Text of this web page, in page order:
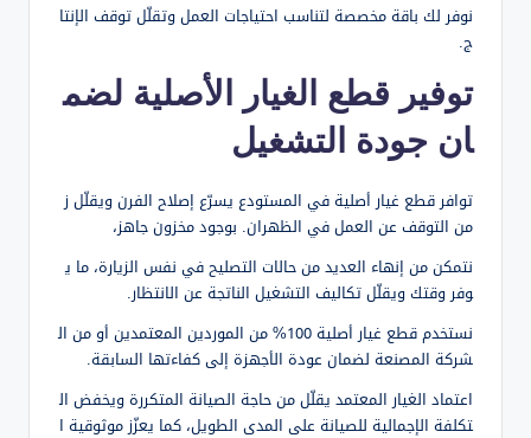
نوفر لك باقة مخصصة لتناسب احتياجات العمل وتقلّل توقف الإنتا
ج.
توفير قطع الغيار الأصلية لضم
ان جودة التشغيل
توافر قطع غيار أصلية في المستودع يسرّع إصلاح الفرن ويقلّل ز
من التوقف عن العمل في الظهران. بوجود مخزون جاهز،
نتمكن من إنهاء العديد من حالات التصليح في نفس الزيارة، ما ي
وفر وقتك ويقلّل تكاليف التشغيل الناتجة عن الانتظار.
نستخدم قطع غيار أصلية 100% من الموردين المعتمدين أو من ال
شركة المصنعة لضمان عودة الأجهزة إلى كفاءتها السابقة.
اعتماد الغيار المعتمد يقلّل من حاجة الصيانة المتكررة ويخفض ال
تكلفة الإجمالية للصيانة على المدى الطويل، كما يعزّز موثوقية ا